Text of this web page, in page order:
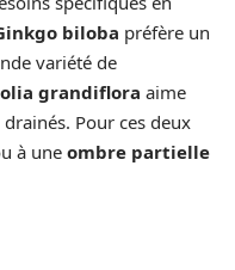
biloba préfère un
variété de
grandiflora aime
Pour ces deux
à uneombre partielle